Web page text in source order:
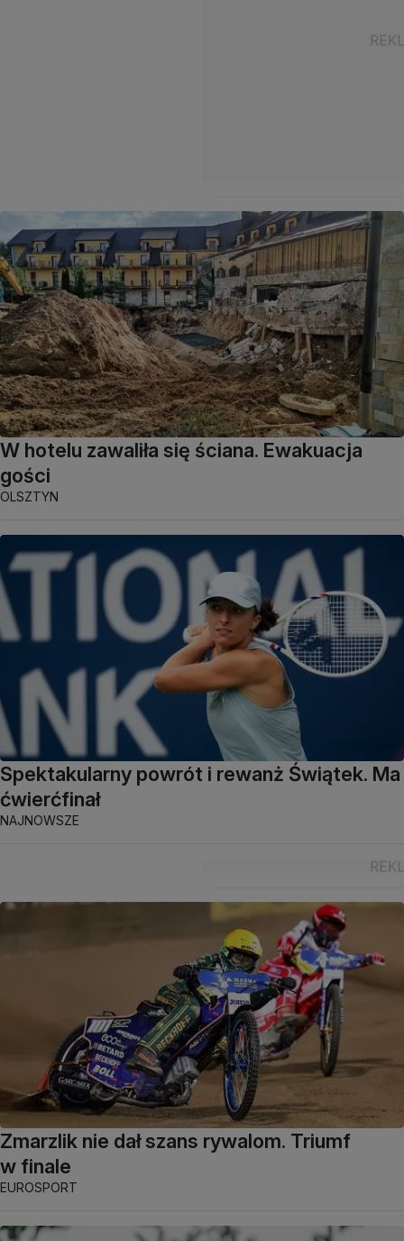
W hotelu zawaliła się ściana. Ewakuacja
gości
OLSZTYN
Spektakularny powrót i rewanż Świątek. Ma
ćwierćfinał
NAJNOWSZE
Zmarzlik nie dał szans rywalom. Triumf
w finale
EUROSPORT